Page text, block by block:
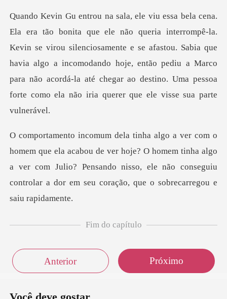
vin se virou silenciosamente e se afastou. Sabia que
havia algo a incomodando hoje, então pediu a Marco
para nã
ver hoje? O homem tinha algo
a ver com Julio? Pensando nisso, ele não conseg
Fim do capítulo
Anterior Próximo